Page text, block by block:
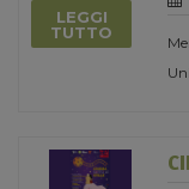
LEGGI
TUTTO